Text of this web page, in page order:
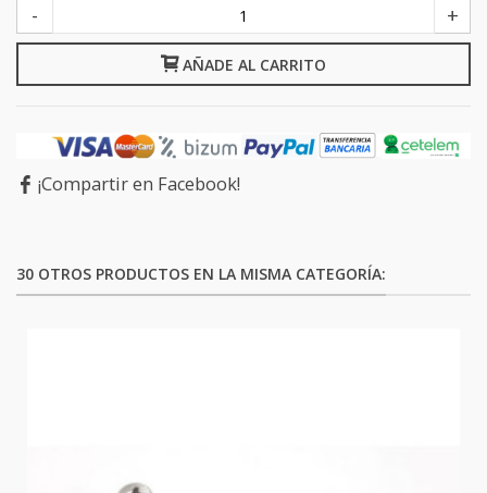
- +
AÑADE AL CARRITO
¡Compartir en Facebook!
30 OTROS PRODUCTOS EN LA MISMA CATEGORÍA: